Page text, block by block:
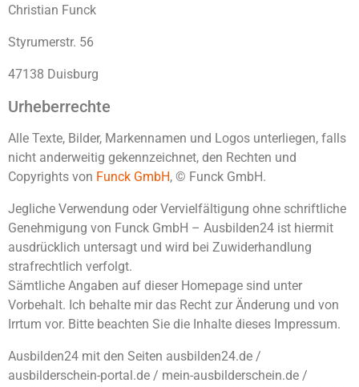
Christian Funck
Styrumerstr. 56
47138 Duisburg
Urheberrechte
Alle Texte, Bilder, Markennamen und Logos unterliegen, falls
nicht anderweitig gekennzeichnet, den Rechten und
Copyrights von Funck GmbH, © Funck GmbH.
Jegliche Verwendung oder Vervielfältigung ohne schriftliche
Genehmigung von Funck GmbH – Ausbilden24 ist hiermit
ausdrücklich untersagt und wird bei Zuwiderhandlung
strafrechtlich verfolgt.
Sämtliche Angaben auf dieser Homepage sind unter
Vorbehalt. Ich behalte mir das Recht zur Änderung und von
Irrtum vor. Bitte beachten Sie die Inhalte dieses Impressum.
Ausbilden24 mit den Seiten ausbilden24.de /
ausbilderschein-portal.de / mein-ausbilderschein.de /